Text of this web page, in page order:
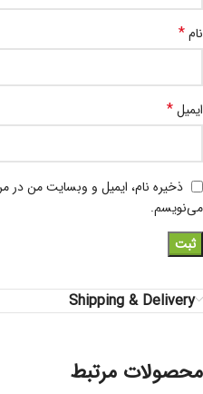
نام*
ایمیل*
ذخیره نام، ایمیل و وبسایت من در
می‌نویسم.
Shipping & Delivery
محصولات مرتبط